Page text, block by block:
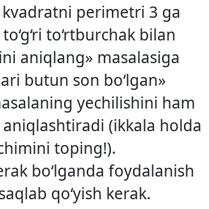
perimetri 3 ga
to‘rtburchak bilan
aniqlang» masalasiga
butun son bo‘lgan»
yechilishini ham
(ikkala holda
toping!).
bo‘lganda foydalanish
qo‘yish kerak.